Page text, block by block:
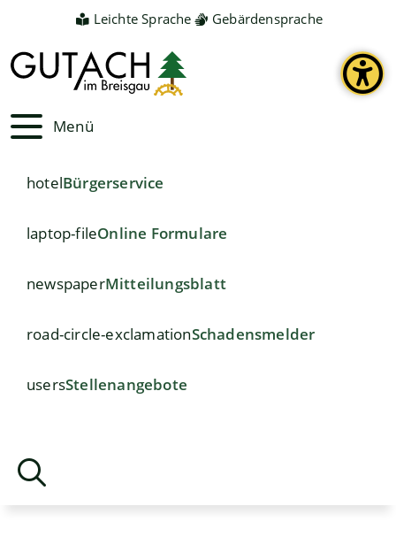
Leichte Sprache Gebärdensprache
Menü
hotelBürgerservice
laptop-fileOnline Formulare
newspaperMitteilungsblatt
road-circle-exclamationSchadensmelder
usersStellenangebote